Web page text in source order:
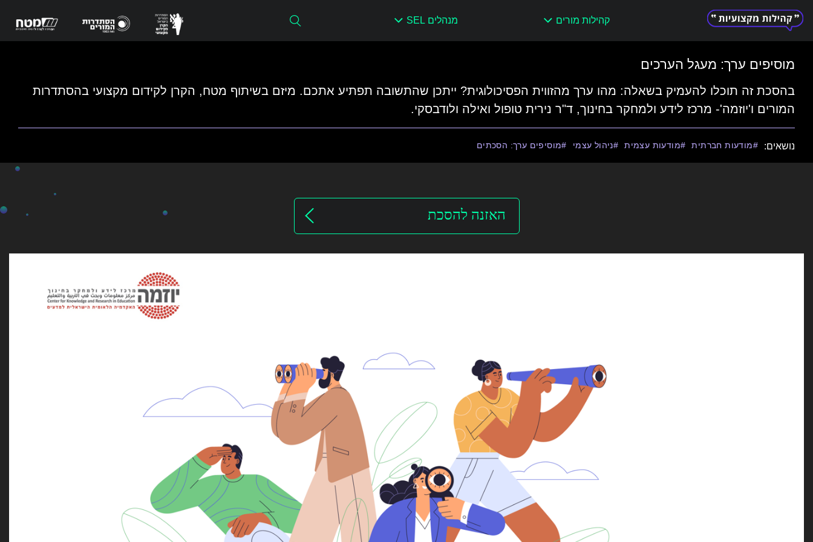
קהילות מורים מנהלים SEL
for:
מוסיפים ערך: מעגל הערכים
בהסכת זה תוכלו להעמיק בשאלה: מהו ערך מהזווית הפסיכולוגית? ייתכן שהתשובה תפתיע אתכם. מיזם בשיתוף מטח, הקרן לקידום מקצועי בהסתדרות
המורים ו'יוזמה'- מרכז לידע ולמחקר בחינוך, ד"ר נירית טופול ואילה ולודבסקי. ​
נושאים: מודעות חברתית מודעות עצמית ניהול עצמי מוסיפים ערך: הסכתים
האזנה להסכת